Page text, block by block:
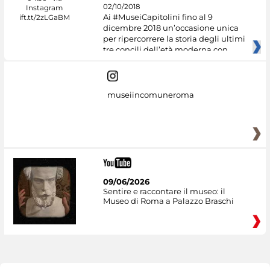
02/10/2018
Ai #MuseiCapitolini fino al 9
dicembre 2018 un’occasione unica
per ripercorrere la storia degli ultimi
tre concili dell’età moderna con
museiincomuneroma
09/06/2026
Sentire e raccontare il museo: il
Museo di Roma a Palazzo Braschi